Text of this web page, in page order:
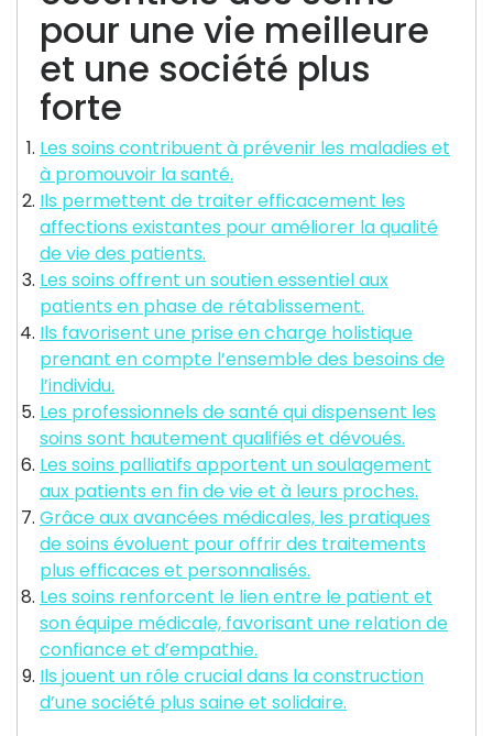
pour une vie meilleure
et une société plus
forte
Les soins contribuent à prévenir les maladies et
à promouvoir la santé.
Ils permettent de traiter efficacement les
affections existantes pour améliorer la qualité
de vie des patients.
Les soins offrent un soutien essentiel aux
patients en phase de rétablissement.
Ils favorisent une prise en charge holistique
prenant en compte l’ensemble des besoins de
l’individu.
Les professionnels de santé qui dispensent les
soins sont hautement qualifiés et dévoués.
Les soins palliatifs apportent un soulagement
aux patients en fin de vie et à leurs proches.
Grâce aux avancées médicales, les pratiques
de soins évoluent pour offrir des traitements
plus efficaces et personnalisés.
Les soins renforcent le lien entre le patient et
son équipe médicale, favorisant une relation de
confiance et d’empathie.
Ils jouent un rôle crucial dans la construction
d’une société plus saine et solidaire.